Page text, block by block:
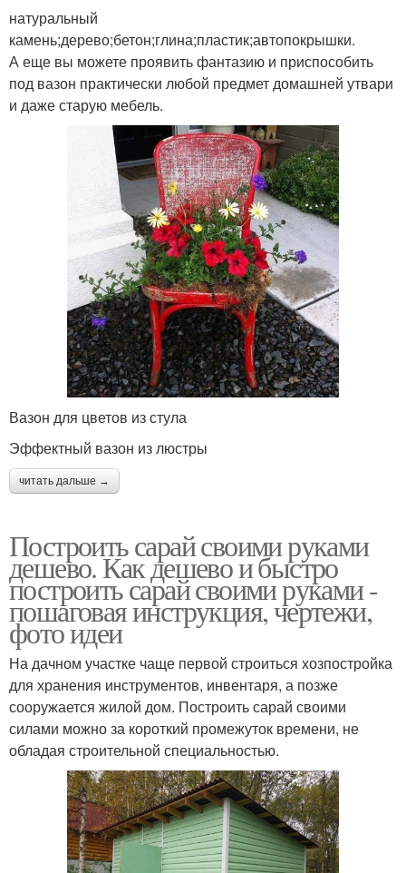
натуральный
камень;дерево;бетон;глина;пластик;автопокрышки.
А еще вы можете проявить фантазию и приспособить
под вазон практически любой предмет домашней утвари
и даже старую мебель.
Вазон для цветов из стула
Эффектный вазон из люстры
читать дальше →
Построить сарай своими руками
дешево. Как дешево и быстро
построить сарай своими руками -
пошаговая инструкция, чертежи,
фото идеи
На дачном участке чаще первой строиться хозпостройка
для хранения инструментов, инвентаря, а позже
сооружается жилой дом. Построить сарай своими
силами можно за короткий промежуток времени, не
обладая строительной специальностью.